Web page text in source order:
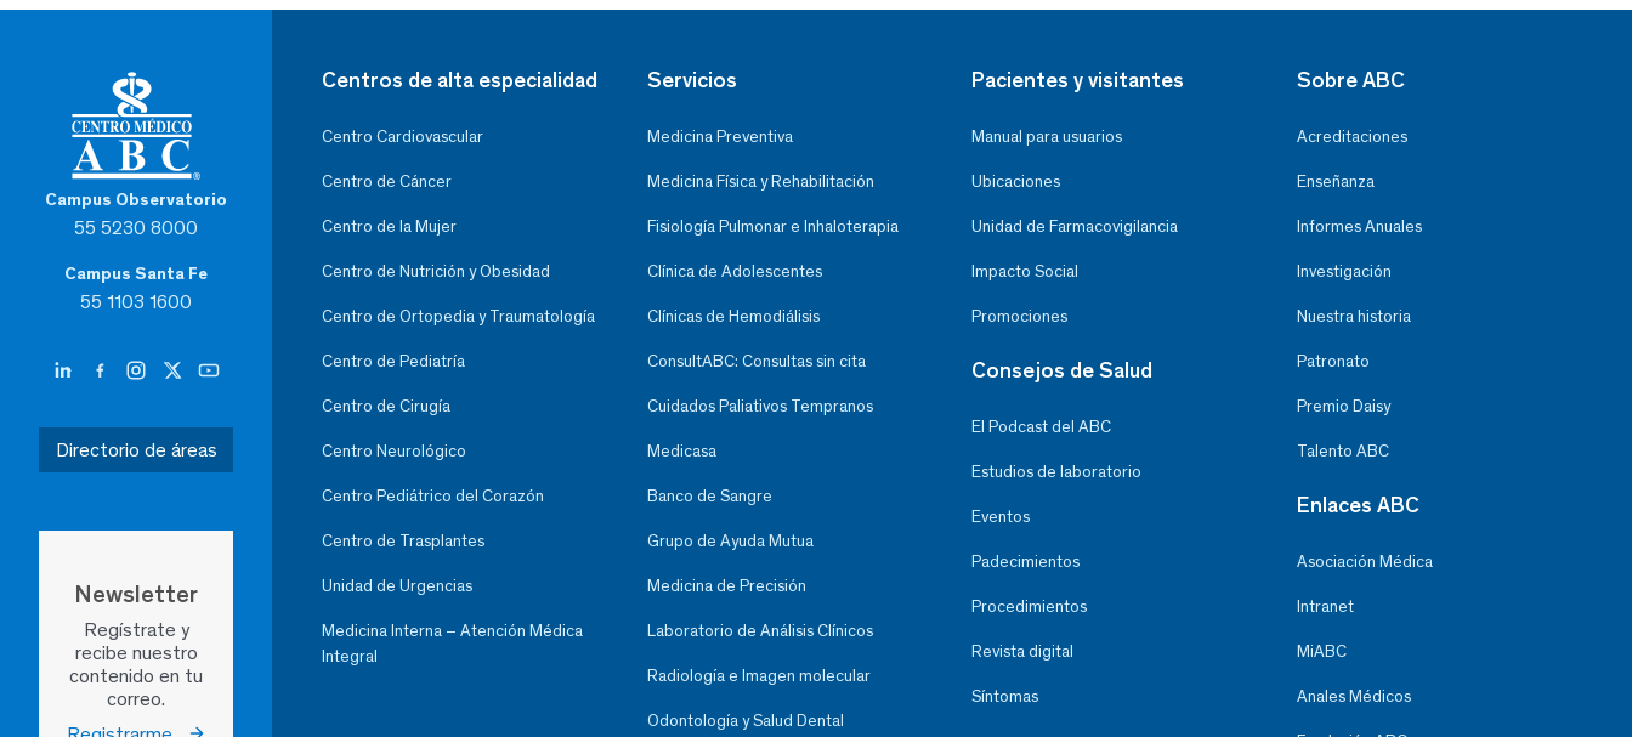
Campus Observatorio
55 5230 8000
Campus Santa Fe
55 1103 1600
Directorio de áreas
Newsletter
Regístrate y
recibe nuestro
contenido en tu
correo.
Centros de alta especialidad
Centro Cardiovascular
Centro de Cáncer
Centro de la Mujer
Centro de Nutrición y Obesidad
Centro de Ortopedia y Traumatología
Centro de Pediatría
Centro de Cirugía
Centro Neurológico
Centro Pediátrico del Corazón
Centro de Trasplantes
Unidad de Urgencias
Medicina Interna – Atención Médica
Integral
Servicios
Medicina Preventiva
Medicina Física y Rehabilitación
Fisiología Pulmonar e Inhaloterapia
Clínica de Adolescentes
Clínicas de Hemodiálisis
ConsultABC: Consultas sin cita
Cuidados Paliativos Tempranos
Medicasa
Banco de Sangre
Grupo de Ayuda Mutua
Medicina de Precisión
Laboratorio de Análisis Clínicos
Radiología e Imagen molecular
Odontología y Salud Dental
Pacientes y visitantes
Manual para usuarios
Ubicaciones
Unidad de Farmacovigilancia
Impacto Social
Promociones
Consejos de Salud
El Podcast del ABC
Estudios de laboratorio
Eventos
Padecimientos
Procedimientos
Revista digital
Síntomas
Sobre ABC
Acreditaciones
Enseñanza
Informes Anuales
Investigación
Nuestra historia
Patronato
Premio Daisy
Talento ABC
Enlaces ABC
Asociación Médica
Intranet
MiABC
Anales Médicos